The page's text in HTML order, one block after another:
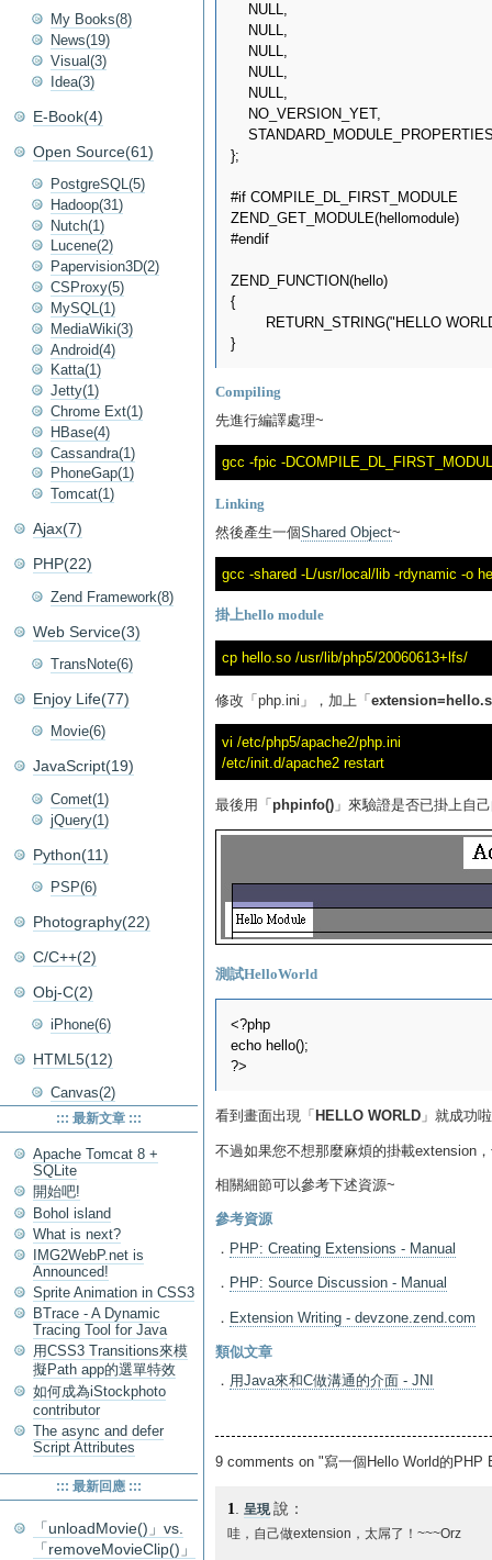
    NULL,
    NULL,
    NULL,
    NULL,
    NULL,
    NO_VERSION_YET,
};
#if COMPILE_DL_FIRST_MODULE
ZEND_GET_MODULE(hellomodule)
#endif
ZEND_FUNCTION(hello)
{
}
Compiling
先進行編譯處理~
Linking
然後產生一個Shared Object~
掛上hello module
修改「php.ini」，加上「
vi /etc/php5/apache2/php.ini
最後用「 phpinfo() 」來驗證是否已掛上自
測試HelloWorld
<?php
echo hello();
看到畫面出現「 HELLO WORLD 」就成功
不過如果您不想那麼麻煩的掛載extension
相關細節可以參考下述資源~
參考資源
． PHP: Creating Extensions - Manual
． PHP: Source Discussion - Manual
． Extension Writing - devzone.zend.com
類似文章
． 用Java來和C做溝通的介面 - JNI
9 comments on "寫一個Hello World的PHP
1 呈現 說：
哇，自己做extension，太屌了！~~~Orz
My Books(8)
News(19)
Visual(3)
Idea(3)
E-Book(4)
Open Source(61)
PostgreSQL(5)
Hadoop(31)
Nutch(1)
Lucene(2)
Papervision3D(2)
CSProxy(5)
MySQL(1)
MediaWiki(3)
Android(4)
Katta(1)
Jetty(1)
Chrome Ext(1)
HBase(4)
Cassandra(1)
PhoneGap(1)
Tomcat(1)
Ajax(7)
PHP(22)
Zend Framework(8)
Web Service(3)
TransNote(6)
Enjoy Life(77)
Movie(6)
JavaScript(19)
Comet(1)
jQuery(1)
Python(11)
PSP(6)
Photography(22)
C/C++(2)
Obj-C(2)
iPhone(6)
HTML5(12)
Canvas(2)
::: 最新文章 :::
Apache Tomcat 8 +
SQLite
開始吧!
Bohol island
What is next?
IMG2WebP.net is
Announced!
Sprite Animation in CSS3
BTrace - A Dynamic
Tracing Tool for Java
用CSS3 Transitions來模
擬Path app的選單特效
如何成為iStockphoto
contributor
The async and defer
Script Attributes
::: 最新回應 :::
「unloadMovie()」vs.
「removeMovieClip()」